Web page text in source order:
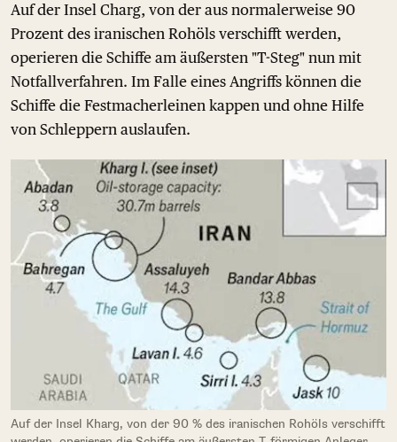
Auf der Insel Charg, von der aus normalerweise 90
Prozent des iranischen Rohöls verschifft werden,
operieren die Schiffe am äußersten "T-Steg" nun mit
Notfallverfahren. Im Falle eines Angriffs können die
Schiffe die Festmacherleinen kappen und ohne Hilfe
von Schleppern auslaufen.
Auf der Insel Kharg, von der 90 % des iranischen Rohöls verschifft